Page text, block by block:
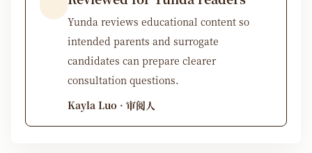
Yunda reviews educational content so
intended parents and surrogate
candidates can prepare clearer
consultation questions.
Kayla Luo · 审阅人